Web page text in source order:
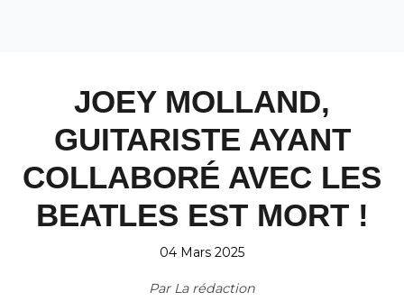
JOEY MOLLAND,
GUITARISTE AYANT
COLLABORÉ AVEC LES
BEATLES EST MORT !
04 Mars 2025
Par La rédaction